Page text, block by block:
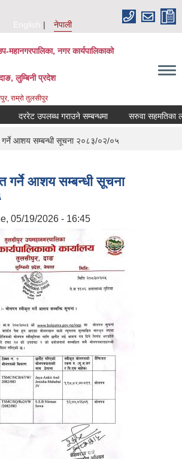
English
नेपाली
महानगरपालिका, नगर कार्यपालिकाको
लुम्बिनी प्रदेश
राम्रो तुलसीपुर
दररेट उपलब्ध गराउने सम्बन्धमा सरुवा सहमतिका
गर्ने आशय सम्बन्धी सूचना २०८३/०२/०५
गर्ने आशय सम्बन्धी सूचना
05/19/2026 - 16:45